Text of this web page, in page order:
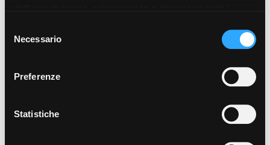
prosegui” o decidere di accettare tutti i cookie, cliccando
sul pulsante “Accetta tutti i cookie”. Cliccando sul tasto
unicamente i cookie necessari alla navigazione. Per
funzionamento, puoi prendere visione dell’informativa
cliccando qui.
delNecessario
Preferenze
Statistiche
404